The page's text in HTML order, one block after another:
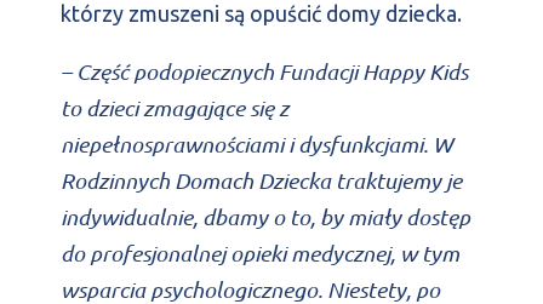
którzy zmuszeni są opuścić domy dziecka.
– Część podopiecznych Fundacji Happy Kids
to dzieci zmagające się z
niepełnosprawnościami i dysfunkcjami. W
Rodzinnych Domach Dziecka traktujemy je
indywidualnie, dbamy o to, by miały dostęp
do profesjonalnej opieki medycznej, w tym
wsparcia psychologicznego. Niestety, po